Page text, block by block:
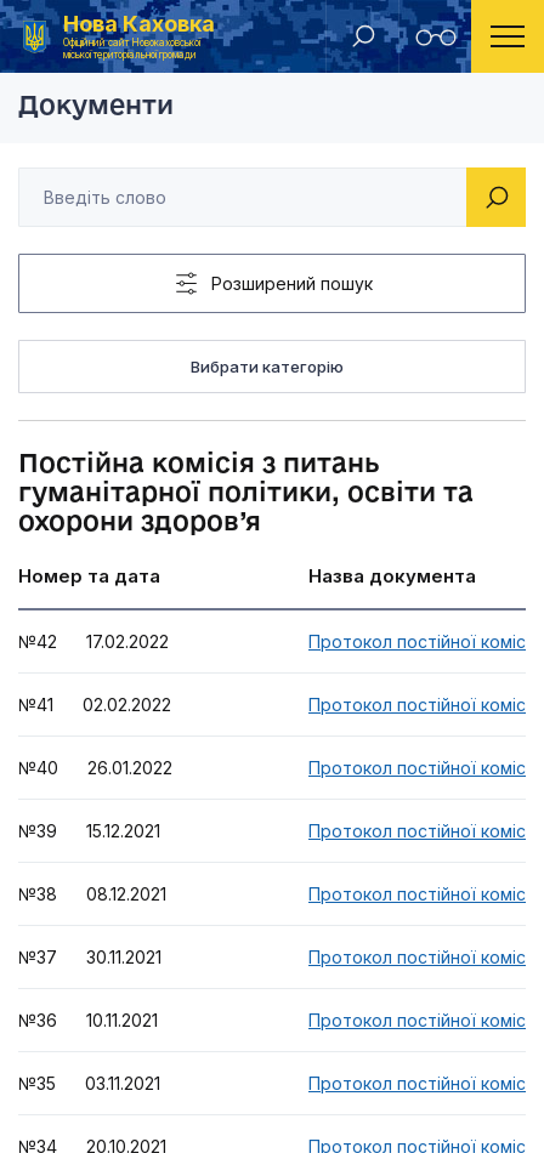
Нова Каховка
Офіційний сайт Новокаховської
міської територіальної громади
Головна Постійна комісія з питань
Документи
Розширений пошук
Вибрати категорію
Постійна комісія з питань
гуманітарної політики, освіти та
охорони здоров’я
Номер та дата Назва документа
№42 17.02.2022 Протокол постійної комісії
№41 02.02.2022 Протокол постійної комісії
№40 26.01.2022 Протокол постійної комісії
№39 15.12.2021 Протокол постійної комісії
№38 08.12.2021 Протокол постійної комісії
№37 30.11.2021 Протокол постійної комісії
№36 10.11.2021 Протокол постійної комісії
№35 03.11.2021 Протокол постійної комісії
№34 20.10.2021 Протокол постійної комісії